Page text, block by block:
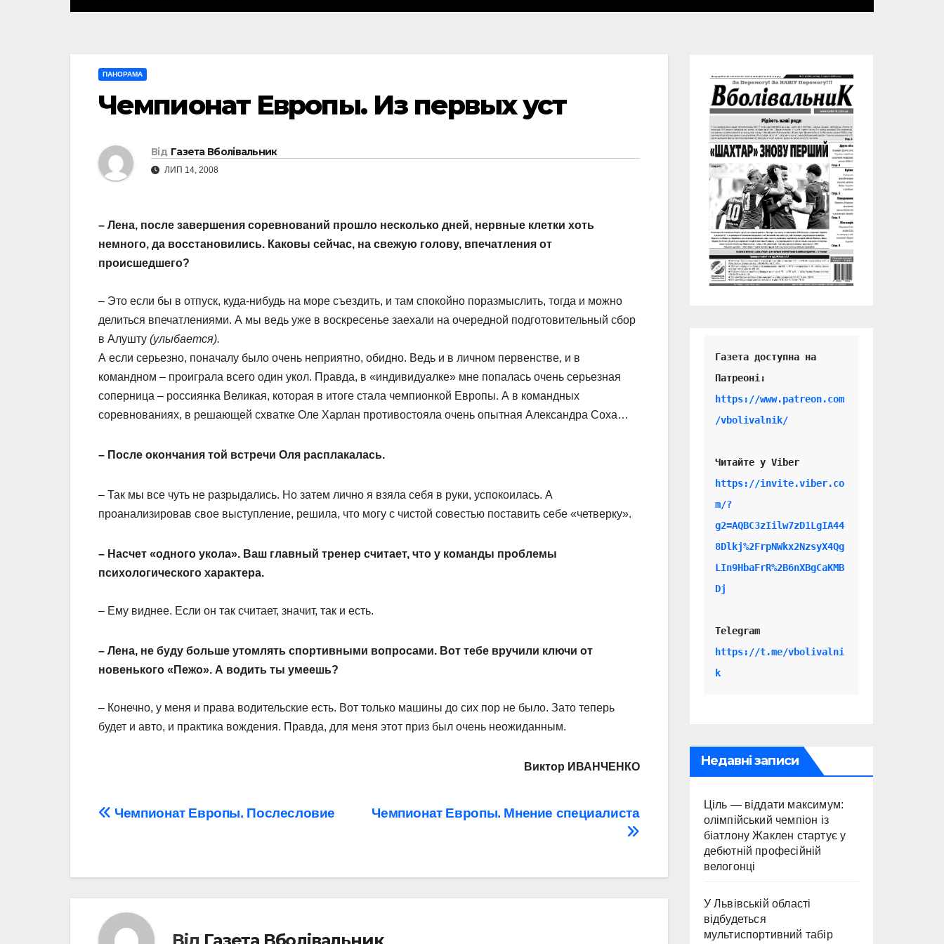
ПАНОРАМА
Чемпионат Европы. Из первых уст
Від Газета Вболівальник
ЛИП 14, 2008
– Лена, после завершения соревнований прошло несколько дней, нервные клетки хоть
немного, да восстановились. Каковы сейчас, на свежую голову, впечатления от
происшедшего?
– Это если бы в отпуск, куда-нибудь на море съездить, и там спокойно поразмыслить, тогда и можно
делиться впечатлениями. А мы ведь уже в воскресенье заехали на очередной подготовительный сбор
в Алушту (улыбается).
А если серьезно, поначалу было очень неприятно, обидно. Ведь и в личном первенстве, и в
командном – проиграла всего один укол. Правда, в «индивидуалке» мне попалась очень серьезная
соперница – россиянка Великая, которая в итоге стала чемпионкой Европы. А в командных
соревнованиях, в решающей схватке Оле Харлан противостояла очень опытная Александра Соха…
– После окончания той встречи Оля расплакалась.
– Так мы все чуть не разрыдались. Но затем лично я взяла себя в руки, успокоилась. А
проанализировав свое выступление, решила, что могу с чистой совестью поставить себе «четверку».
– Насчет «одного укола». Ваш главный тренер считает, что у команды проблемы
психологического характера.
– Ему виднее. Если он так считает, значит, так и есть.
– Лена, не буду больше утомлять спортивными вопросами. Вот тебе вручили ключи от
новенького «Пежо». А водить ты умеешь?
– Конечно, у меня и права водительские есть. Вот только машины до сих пор не было. Зато теперь
будет и авто, и практика вождения. Правда, для меня этот приз был очень неожиданным.
Виктор ИВАНЧЕНКО
Навігація
Чемпионат Европы. Мнение специалиста
Чемпионат Европы. Послесловие
Газета доступна на
https://www.patreon.com
/vbolivalnik/
Читайте у Viber
https://invite.viber.co
m/?
g2=AQBC3zIilw7zD1LgIA44
8Dlkj%2FrpNWkx2NzsyX4Qg
LIn9HbaFrR%2B6nXBgCaKMB
Dj
Telegram
https://t.me/vbolivalni
k
Недавні записи
Ціль — віддати максимум:
олімпійський чемпіон із
біатлону Жаклен стартує у
дебютній професійній
велогонці
У Львівській області
відбудеться
мультиспортивний табір